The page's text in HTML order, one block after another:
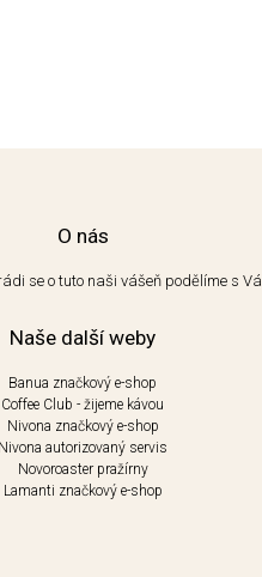
O nás
se o tuto naši vášeň podělíme s
Naše další weby
Banua značkový e-shop
Coffee Club - žijeme kávou
Nivona značkový e-shop
Nivona autorizovaný servis
Novoroaster pražírny
Lamanti značkový e-shop